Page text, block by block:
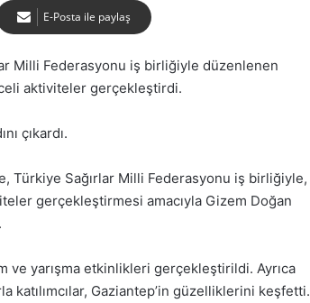
E-Posta ile paylaş
Milli Federasyonu iş birliğiyle düzenlenen
aktiviteler gerçekleştirdi.
çıkardı.
Türkiye Sağırlar Milli Federasyonu iş birliğiyle,
gerçekleştirmesi amacıyla Gizem Doğan
ve yarışma etkinlikleri gerçekleştirildi. Ayrıca
Gaziantep’in güzelliklerini keşfetti.